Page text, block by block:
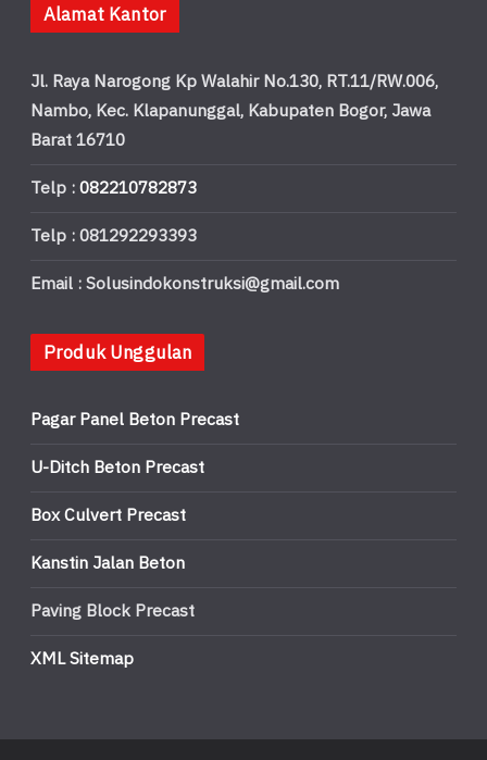
Alamat Kantor
Jl. Raya Narogong Kp Walahir No.130, RT.11/RW.006,
Nambo, Kec. Klapanunggal, Kabupaten Bogor, Jawa
Barat 16710
Telp :082210782873
Telp : 081292293393
Email : Solusindokonstruksi@gmail.com
Produk Unggulan
Pagar Panel Beton Precast
U-Ditch Beton Precast
Box Culvert Precast
Kanstin Jalan Beton
Paving Block Precast
XML Sitemap